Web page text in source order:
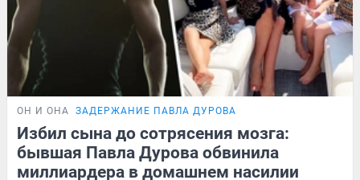
ОН И ОНА ЗАДЕРЖАНИЕ ПАВЛА ДУРОВА
Избил сына до сотрясения мозга:
бывшая Павла Дурова обвинила
миллиардера в домашнем насилии